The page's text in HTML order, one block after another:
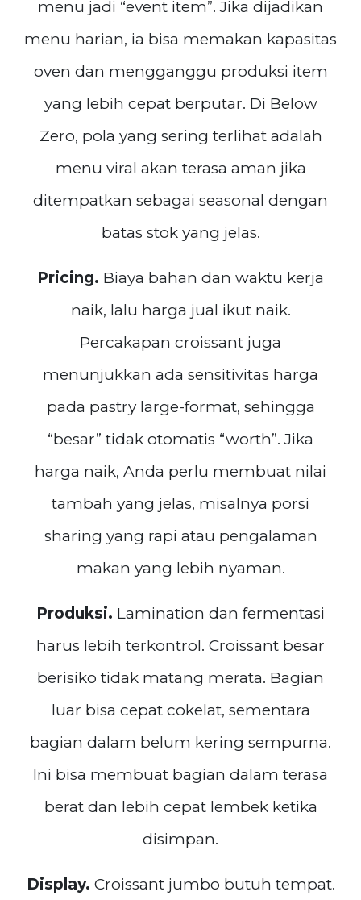
menu jadi “event item”. Jika dijadikan
menu harian, ia bisa memakan kapasitas
oven dan mengganggu produksi item
yang lebih cepat berputar. Di Below
Zero, pola yang sering terlihat adalah
menu viral akan terasa aman jika
ditempatkan sebagai seasonal dengan
batas stok yang jelas.
Pricing. Biaya bahan dan waktu kerja
naik, lalu harga jual ikut naik.
Percakapan croissant juga
menunjukkan ada sensitivitas harga
pada pastry large-format, sehingga
“besar” tidak otomatis “worth”. Jika
harga naik, Anda perlu membuat nilai
tambah yang jelas, misalnya porsi
sharing yang rapi atau pengalaman
makan yang lebih nyaman.
Produksi. Lamination dan fermentasi
harus lebih terkontrol. Croissant besar
berisiko tidak matang merata. Bagian
luar bisa cepat cokelat, sementara
bagian dalam belum kering sempurna.
Ini bisa membuat bagian dalam terasa
berat dan lebih cepat lembek ketika
disimpan.
Display. Croissant jumbo butuh tempat.